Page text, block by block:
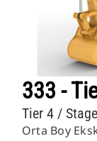
333 -
Orta Boy
Tier 4 /